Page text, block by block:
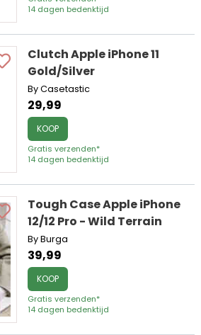
14 dagen bedenktijd
Clutch Apple iPhone 11
Gold/Silver
By Casetastic
29,99
KOOP
Gratis verzenden*
14 dagen bedenktijd
Tough Case Apple iPhone
12/12 Pro - Wild Terrain
By Burga
39,99
KOOP
Gratis verzenden*
14 dagen bedenktijd